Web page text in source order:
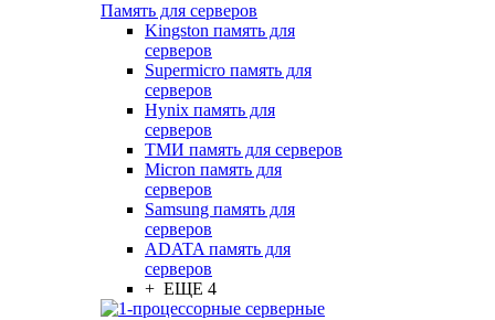
Память для серверов
Kingston память для
серверов
Supermicro память для
серверов
Hynix память для
серверов
ТМИ память для серверов
Micron память для
серверов
Samsung память для
серверов
ADATA память для
серверов
+ ЕЩЕ 4